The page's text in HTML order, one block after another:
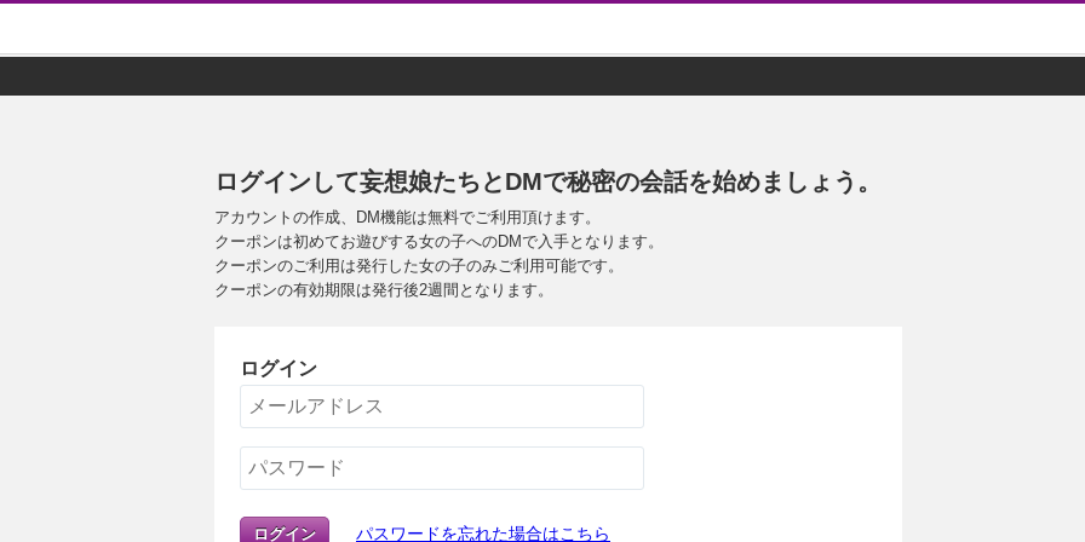
ログインして妄想娘たちとDMで秘密の会話を始めましょう。
アカウントの作成、DM機能は無料でご利用頂けます。
クーポンは初めてお遊びする女の子へのDMで入手となります。
クーポンのご利用は発行した女の子のみご利用可能です。
クーポンの有効期限は発行後2週間となります。
ログイン
ログイン パスワードを忘れた場合はこちら